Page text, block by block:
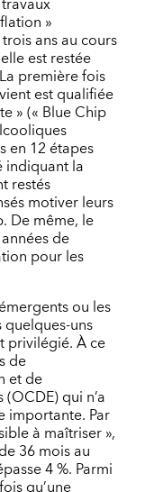
»
ans au cours
est restée
première fois
est qualifiée
» (« Blue Chip
en 12 étapes
indiquant la
restés
motiver leurs
De même, le
de
pour les
ou les
uns
privilégié. À ce
de
et de
qui n’a
importante. Par
à maîtriser »,
36 mois au
4 %. Parmi